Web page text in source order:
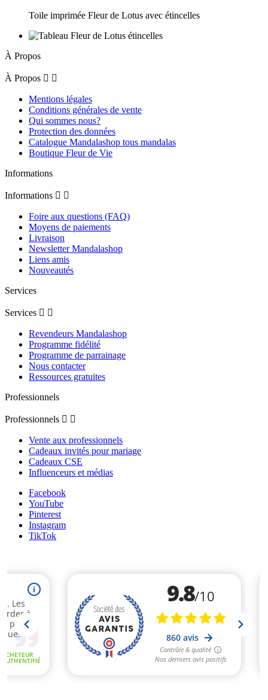
Toile imprimée Fleur de Lotus avec étincelles
À Propos
À Propos  
Mentions légales
Conditions générales de vente
Qui sommes nous?
Protection des données
Catalogue Mandalashop tous mandalas
Boutique Fleur de Vie
Informations
Informations  
Foire aux questions (FAQ)
Moyens de paiements
Livraison
Newsletter Mandalashop
Liens amis
Nouveautés
Services
Services  
Revendeurs Mandalashop
Programme fidélité
Programme de parrainage
Nous contacter
Ressources gratuites
Professionnels
Professionnels  
Vente aux professionnels
Cadeaux invités pour mariage
Cadeaux CSE
Influenceurs et médias
Facebook
YouTube
Pinterest
Instagram
TikTok